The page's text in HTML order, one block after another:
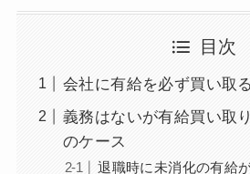
目次
会社に有給を必ず買い取
義務はないが有給買い取
のケース
退職時に未消化の有給